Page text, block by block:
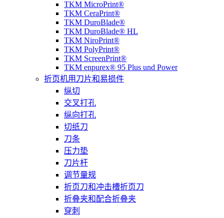
TKM MicroPrint®
TKM CeraPrint®
TKM DuroBlade®
TKM DuroBlade® HL
TKM NiroPrint®
TKM PolyPrint®
TKM ScreenPrint®
TKM enpurex® 95 Plus und Power
折页机用刀片和易损件
纵切
交叉打孔
纵向打孔
切纸刀
刀条
压力垫
刀片杆
调节量规
折页刀和冲击槽折页刀
折叠夹和配合折叠夹
穿刺